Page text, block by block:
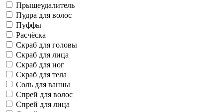
Прыщеудалитель
Пудра для волос
Пуффы
Расчёска
Скраб для головы
Скраб для лица
Скраб для ног
Скраб для тела
Соль для ванны
Спрей для волос
Спрей для лица